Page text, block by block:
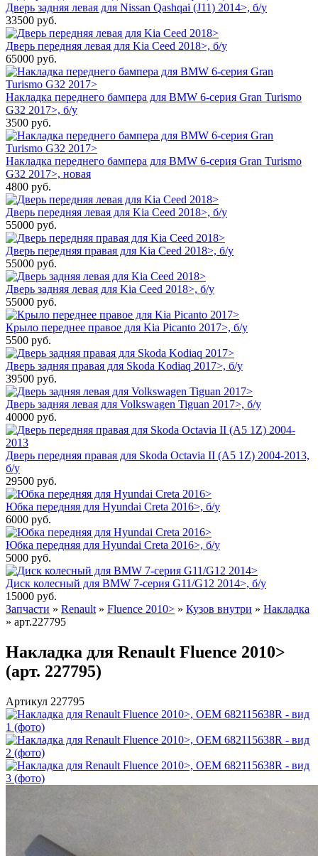
Дверь задняя левая для Nissan Qashqai (J11) 2014>, б/у
33500 руб.
Дверь передняя левая для Kia Ceed 2018>, б/у
65000 руб.
Накладка переднего бампера для BMW 6-серия Gran Turismo
G32 2017>, б/у
3500 руб.
Накладка переднего бампера для BMW 6-серия Gran Turismo
G32 2017>, новая
4800 руб.
Дверь передняя левая для Kia Ceed 2018>, б/у
55000 руб.
Дверь передняя правая для Kia Ceed 2018>, б/у
55000 руб.
Дверь задняя левая для Kia Ceed 2018>, б/у
55000 руб.
Крыло переднее правое для Kia Picanto 2017>, б/у
5500 руб.
Дверь задняя правая для Skoda Kodiaq 2017>, б/у
39500 руб.
Дверь задняя левая для Volkswagen Tiguan 2017>, б/у
40000 руб.
Дверь передняя правая для Skoda Octavia II (A5 1Z) 2004-2013,
б/у
29500 руб.
Юбка передняя для Hyundai Creta 2016>, б/у
6000 руб.
Юбка передняя для Hyundai Creta 2016>, б/у
5000 руб.
Диск колесный для BMW 7-серия G11/G12 2014>, б/у
15000 руб.
Запчасти » Renault » Fluence 2010> » Кузов внутри » Накладка
» арт.227795
Накладка для Renault Fluence 2010>
(арт. 227795)
Артикул 227795